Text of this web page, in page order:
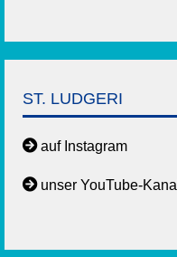
ST. LUDGERI
auf Instagram
unser YouTube-Kanal